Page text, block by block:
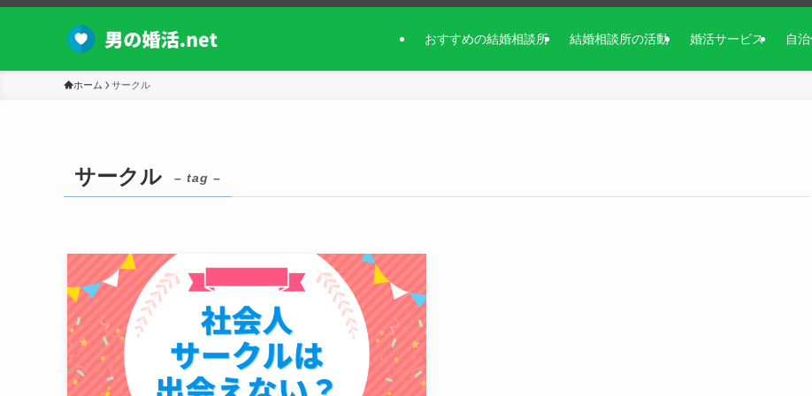
おすすめの結婚相談所 結婚相談所の活動 婚活サービス 自
ホーム サークル
サークル – tag –